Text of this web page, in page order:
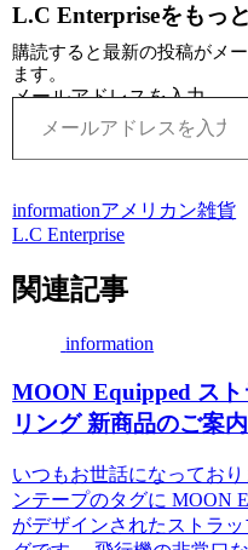
L.C Enterpriseをもっ
購読すると最新の投稿がメ
ます。
メールアドレスを入力...
informationアメリカン雑貨
L.C Enterprise
関連記事
information
MOON Equipped スト
リング 新商品のご案内
いつもお世話になってお
ンテープのタグに MOON
がデザインされたストラ